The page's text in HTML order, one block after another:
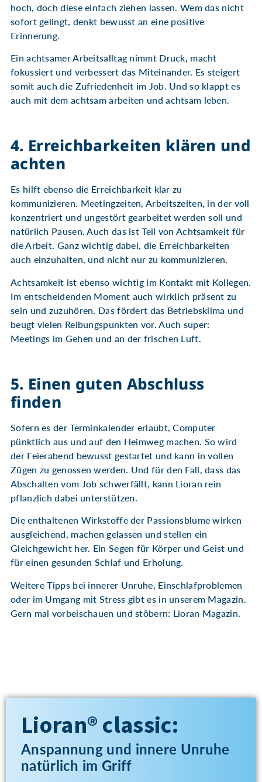
hoch, doch diese einfach ziehen lassen. Wem das nicht
sofort gelingt, denkt bewusst an eine positive
Erinnerung.
Ein achtsamer Arbeitsalltag nimmt Druck, macht
fokussiert und verbessert das Miteinander. Es steigert
somit auch die Zufriedenheit im Job. Und so klappt es
auch mit dem achtsam arbeiten und achtsam leben.
4. Erreichbarkeiten klären und
achten
Es hilft ebenso die Erreichbarkeit klar zu
kommunizieren. Meetingzeiten, Arbeitszeiten, in der voll
konzentriert und ungestört gearbeitet werden soll und
natürlich Pausen. Auch das ist Teil von Achtsamkeit für
die Arbeit. Ganz wichtig dabei, die Erreichbarkeiten
auch einzuhalten, und nicht nur zu kommunizieren.
Achtsamkeit ist ebenso wichtig im Kontakt mit Kollegen.
Im entscheidenden Moment auch wirklich präsent zu
sein und zuzuhören. Das fördert das Betriebsklima und
beugt vielen Reibungspunkten vor. Auch super:
Meetings im Gehen und an der frischen Luft.
5. Einen guten Abschluss
finden
Sofern es der Terminkalender erlaubt, Computer
pünktlich aus und auf den Heimweg machen. So wird
der Feierabend bewusst gestartet und kann in vollen
Zügen zu genossen werden. Und für den Fall, dass das
Abschalten vom Job schwerfällt, kann Lioran rein
pflanzlich dabei unterstützen.
Die enthaltenen Wirkstoffe der Passionsblume wirken
ausgleichend, machen gelassen und stellen ein
Gleichgewicht her. Ein Segen für Körper und Geist und
für einen gesunden Schlaf und Erholung.
Weitere Tipps bei innerer Unruhe, Einschlafproblemen
oder im Umgang mit Stress gibt es in unserem Magazin.
Gern mal vorbeischauen und stöbern: Lioran Magazin.
Lioran® classic:
Anspannung und innere Unruhe
natürlich im Griff